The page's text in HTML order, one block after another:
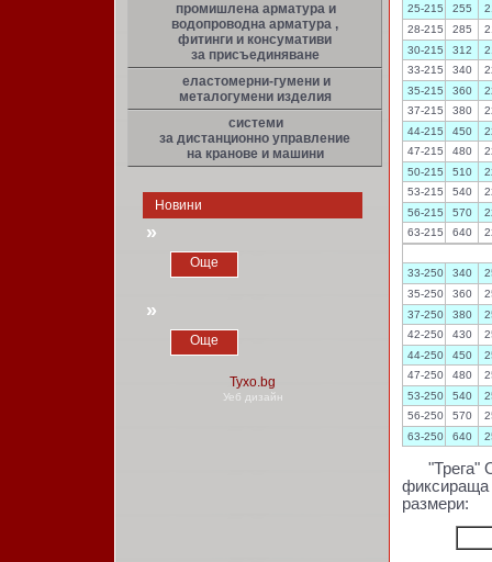
промишлена арматура и
водопроводна арматура ,
фитинги и консумативи
за присъединяване
еластомерни-гумени и
металогумени изделия
системи
за дистанционно управление
на кранове и машини
Новини
»
Още
»
Още
Уеб дизайн
25-215 255
28-215
285
30-215
312
33-215
340
35-215
360
37-215
380
44-215
450
47-215
480
50-215
510
53-215
540
56-215
570
63-215
640
33-250 340
35-250
360
37-250
380
42-250
430
44-250
450
47-250
480
53-250
540
56-250
570
63-250
640
"Трега"
фиксираща
размери: